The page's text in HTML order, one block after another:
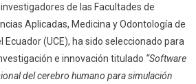
de las Facultades de
Aplicadas, Medicina y Odontología de
Ecuador (UCE), ha sido seleccionado para
e innovación titulado “Software
del cerebro humano para simulación